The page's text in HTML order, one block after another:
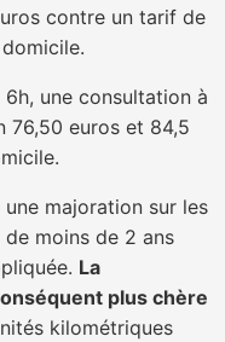
contre un tarif de
une consultation à
76,50 euros et 84,5
majoration sur les
moins de 2 ans
La
plus chère
kilométriques